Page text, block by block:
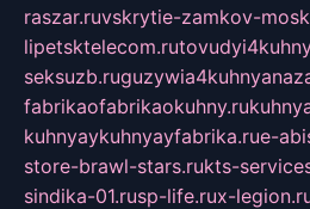
raszar.ruvskrytie-zamkov-
lipetsktelecom.ru
seksuzb.ru
fabrikaofabrikaokuhny.ru
kuhnyaykuhnyayfabrika.rue-
store-brawl-stars.rukts-
sindika-01.rusp-life.rux-